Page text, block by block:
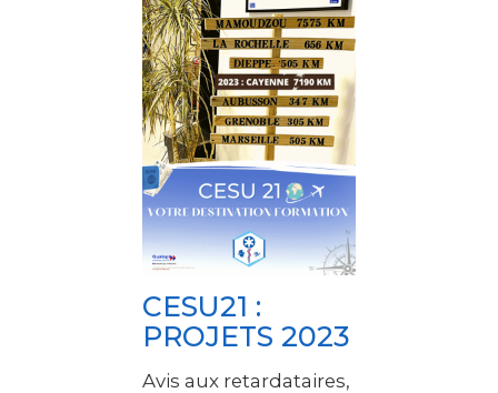
CESU21 :
PROJETS 2023
Avis aux retardataires,